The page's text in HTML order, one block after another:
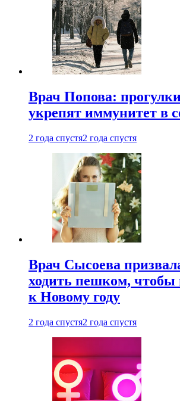
Врач Попова:
укрепят иммунитет в
2 года спустя2 года спустя
Врач Сысоева
ходить пешком, чтобы
к Новому году
2 года спустя2 года спустя